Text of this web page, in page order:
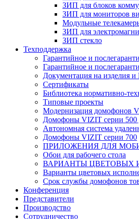
ЗИП для блоков
ЗИП для мониторов
Модульные
ЗИП для
ЗИП стекло
Техподдержка
Гарантийное и
Гарантийное и
Документация на изделия
Сертификаты
Библиотека нормативно-
Типовые проекты
Модернизация домофонов
Домофоны VIZIT серии 500
Автономная система
Домофоны VIZIT серии 700
ПРИЛОЖЕНИЯ ДЛЯ
Обои для рабочего стола
ВАРИАНТЫ ЦВЕТОВЫХ
Варианты цветовых
Срок службы домофонов
Конференция
Представители
Производство
Сотрудничество